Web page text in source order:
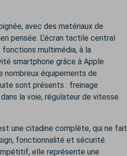
avec des matériaux de
pensée. L’écran tactile central
multimédia, à la
smartphone grâce à Apple
nombreux équipements de
sont présents : freinage
la voie, régulateur de vitesse
une citadine complète, qui ne fait
fonctionnalité et sécurité.
elle représente une